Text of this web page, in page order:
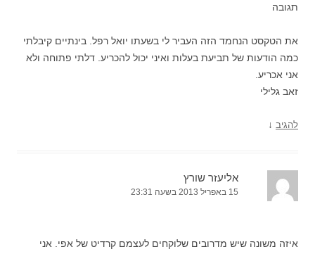
תגובה
את הטקסט הנחמד הזה העביר לי בשעתו יואל רפל. בינתיים קיבלתי
כמה הודעות של תביעת בעלות ואיני יכול להכריע. דלתי פתוחה ולא
אני אכריע.
זאב גלילי
להגיב ↓
אליעזר שורץ
15 באפריל 2013 בשעה 23:31
איזה משונה שיש מדרובים שלוקחים לעצמם קרדיט של אפי. אני